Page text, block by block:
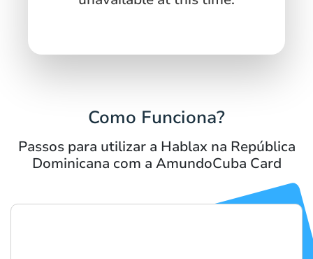
Como Funciona?
Passos para utilizar a Hablax na República
Dominicana com a AmundoCuba Card